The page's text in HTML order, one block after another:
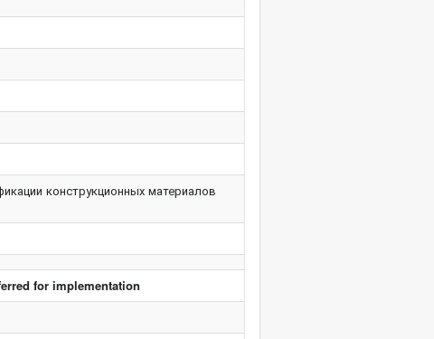
конструкционных материалов
for implementation